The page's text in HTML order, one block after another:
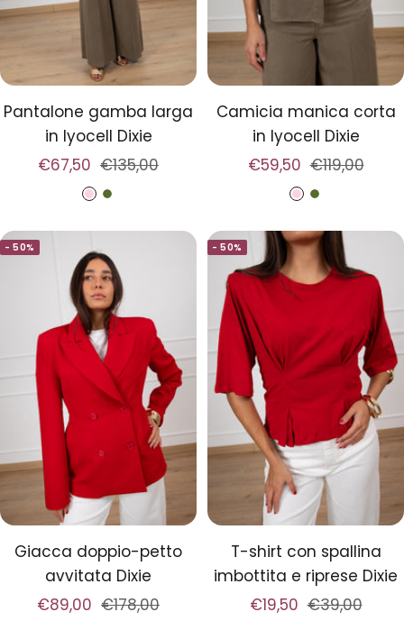
Pantalone gamba larga
in lyocell Dixie
Prezzo
€67,50 Prezzo
regolare
€135,00
C
i
p
r
i
a
M
i
l
i
t
a
r
e
Camicia manica corta
in lyocell Dixie
Prezzo
€59,50 Prezzo
regolare
€119,00
C
i
p
r
i
a
M
i
l
i
a
r
- 50%
Giacca doppio-petto
avvitata Dixie
Prezzo
€89,00 Prezzo
€178,00
- 50%
T-shirt con spallina
imbottita e riprese Dixie
Prezzo
€19,50 Prezzo
€39,00